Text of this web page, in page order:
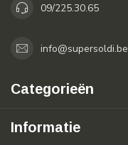
09/225.30.65
info@supersoldi.be
Categorieën
Informatie